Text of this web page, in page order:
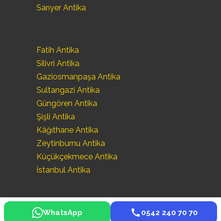
Sarıyer Antika
Fatih Antika
Silivri Antika
Gaziosmanpaşa Antika
Sultangazi Antika
Güngören Antika
Şişli Antika
Kâğıthane Antika
Zeytinburnu Antika
Küçükçekmece Antika
İstanbul Antika
WhatsApp 0542 240 70 70